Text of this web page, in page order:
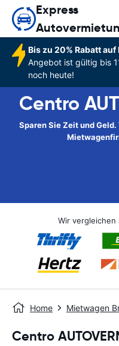
Express
Bis zu 20% Rabatt
Angebot ist gültig bis
noch heute!
Centro
Sparen Sie Zeit und
Wir vergleichen
Home Mietwagen
Centro